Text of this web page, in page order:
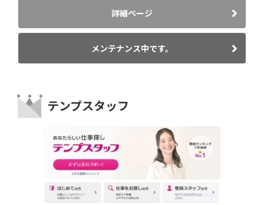
詳細ページ
メンテナンス中です。
テンプスタッフ